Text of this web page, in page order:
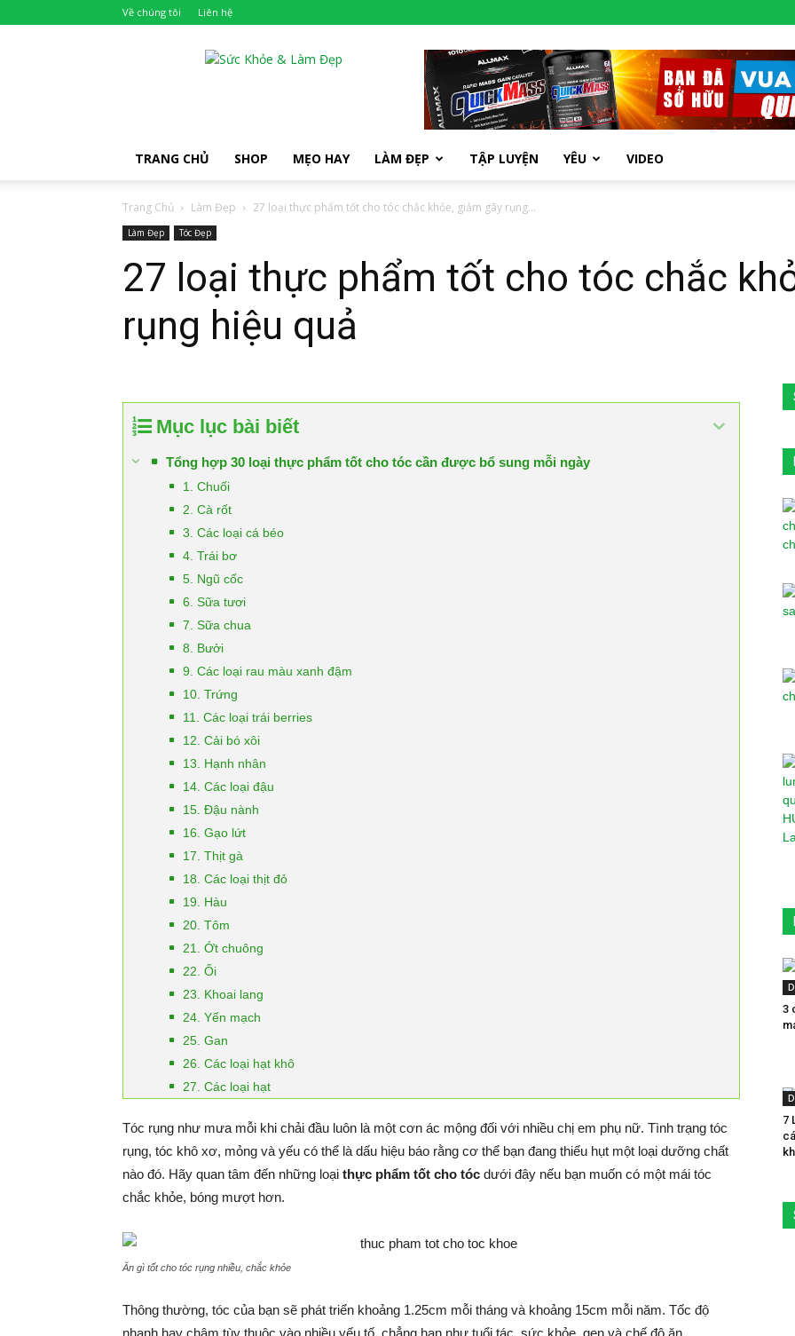
Về chúng tôi Liên hệ
TRANG CHỦ SHOP MẸO HAY LÀM ĐẸP TẬP LUYỆN YÊU VIDEO
Trang Chủ Làm Đẹp 27 loại thực phẩm tốt cho tóc chắc khỏe, giảm gãy rụng...
Làm Đẹp Tóc Đẹp
27 loại thực phẩm tốt cho tóc chắc
rụng hiệu quả
Mục lục bài biết
Tổng hợp 30 loại thực phẩm tốt cho tóc cần được bổ sung mỗi ngày
1. Chuối
2. Cà rốt
3. Các loại cá béo
4. Trái bơ
5. Ngũ cốc
6. Sữa tươi
7. Sữa chua
8. Bưởi
9. Các loại rau màu xanh đậm
10. Trứng
11. Các loại trái berries
12. Cải bó xôi
13. Hạnh nhân
14. Các loại đậu
15. Đậu nành
16. Gạo lứt
17. Thịt gà
18. Các loại thịt đỏ
19. Hàu
20. Tôm
21. Ớt chuông
22. Ổi
23. Khoai lang
24. Yến mạch
25. Gan
26. Các loại hạt khô
27. Các loại hạt
Tóc rụng như mưa mỗi khi chải đầu luôn là một cơn ác mộng đối với nhiều chị em phụ nữ. Tình trạng tóc
rụng, tóc khô xơ, mỏng và yếu có thể là dấu hiệu báo rằng cơ thể bạn đang thiếu hụt một loại dưỡng chất
nào đó. Hãy quan tâm đến những loại thực phẩm tốt cho tóc dưới đây nếu bạn muốn có một mái tóc
chắc khỏe, bóng mượt hơn.
Ăn gì tốt cho tóc rụng nhiều, chắc khỏe
Thông thường, tóc của bạn sẽ phát triển khoảng 1.25cm mỗi tháng và khoảng 15cm mỗi năm. Tốc độ
nhanh hay chậm tùy thuộc vào nhiều yếu tố, chẳng hạn như tuổi tác, sức khỏe, gen và chế độ ăn.
3
7